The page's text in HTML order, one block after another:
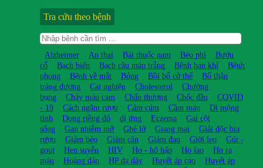
Tra cứu theo bệnh
Alzheimer An thai Bài thuốc nam Béo phì
Bướu
cổ
Bạch biến Bạch cầu máu trắng Bệnh ban khỉ
Bệnh
phong
Bệnh về mắt Bỏng Bồi bổ cở thể
Bổ thận
tráng dương
Cai nghiện Cholesterol
Chướng
bụng
Chảy máu cam Chấn thương Chốc đầu
COVID
- 19
Cách ngâm rượu Cảm cúm Cầm máu
Di mộng
tinh
Dong riềng đỏ dị ứng Eczema
Gai cột
sống
Gan nhiễm mỡ Ghẻ lở Giang mai
Giải độc bia
rượu
Giảm béo Giảm cân Giảm đau Giời leo
Gút -
gout
Hen suyễn HIV Ho - hô hấp Ho lao
Ho ra
máu
Hoàng đản HP dạ dày Huyết áp cao
Huyết áp